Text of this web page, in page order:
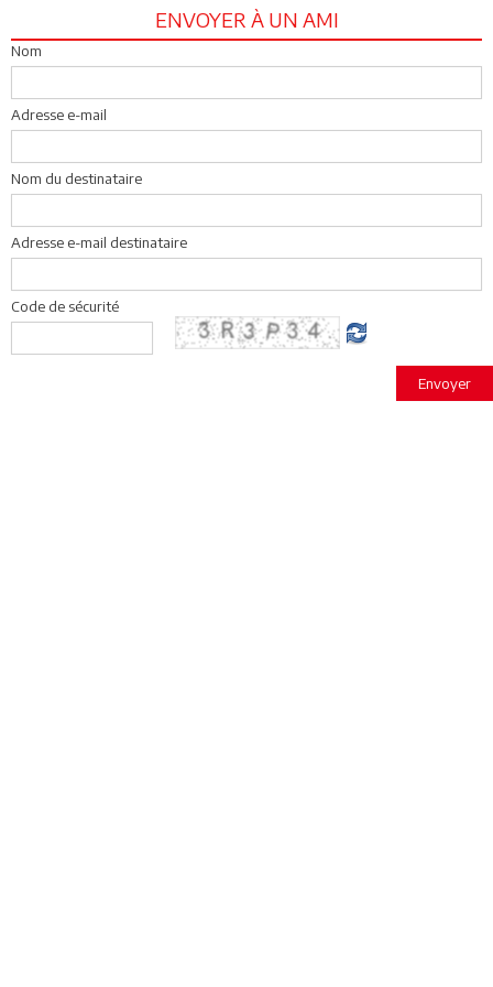
ENVOYER À UN AMI
Nom
Adresse e-mail
Nom du destinataire
Adresse e-mail destinataire
Code de sécurité
Envoyer